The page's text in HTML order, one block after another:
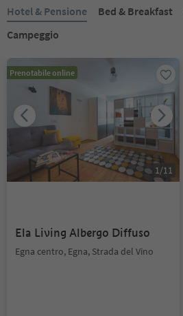
Hotel & Pensione Bed & Breakfast
Campeggio
Prenotabile online
1/11
Ela Living Albergo Diffuso
Egna centro, Egna, Strada del Vino